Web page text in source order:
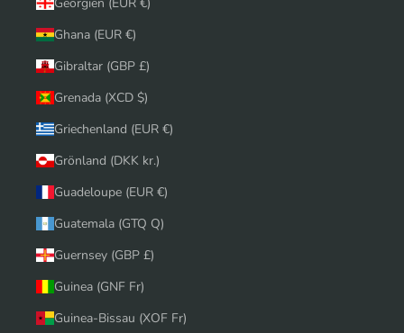
Ghana (EUR €)
Gibraltar (GBP £)
Grenada (XCD $)
Griechenland (EUR €)
Grönland (DKK kr.)
Guadeloupe (EUR €)
Guatemala (GTQ Q)
Guernsey (GBP £)
Guinea (GNF Fr)
Guinea-Bissau (XOF Fr)